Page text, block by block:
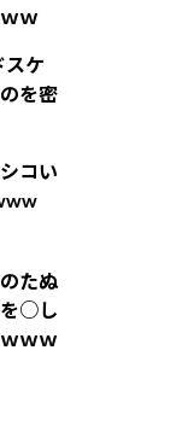
ｗ
スケ
を密
コい
たぬ
を○し
ｗｗ